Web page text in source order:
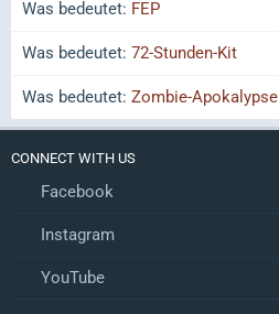
Was bedeutet: FEP
Was bedeutet: 72-Stunden-Kit
Was bedeutet: Zombie-Apokalypse
CONNECT WITH US
Facebook
Instagram
YouTube